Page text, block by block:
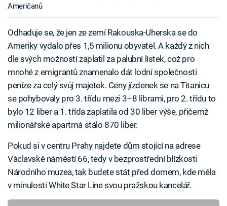
Američanů
Odhaduje se, že jen ze zemí Rakouska-Uherska se do
Ameriky vydalo přes 1,5 milionu obyvatel. A každý z nich
dle svých možností zaplatil za palubní lístek, což pro
mnohé z emigrantů znamenalo dát lodní společnosti
peníze za celý svůj majetek. Ceny jízdenek se na Titanicu
se pohybovaly pro 3. třídu mezi 3–8 librami, pro 2. třídu to
bylo 12 liber a 1. třída zaplatila od 30 liber výše, přičemž
milionářské apartmá stálo 870 liber.
Pokud si v centru Prahy najdete dům stojící na adrese
Václavské náměstí 66, tedy v bezprostřední blízkosti
Národního muzea, tak budete stát před domem, kde měla
v minulosti White Star Line svou pražskou kancelář.